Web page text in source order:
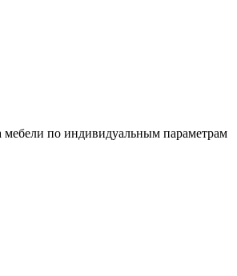
мебели по индивидуальным параметрам